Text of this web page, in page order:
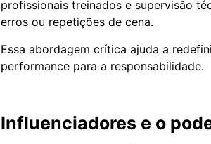
profissionais treinados e supervisão
erros ou repetições de cena.
Essa abordagem crítica ajuda a
performance para a responsabilidade.
Influenciadores e o